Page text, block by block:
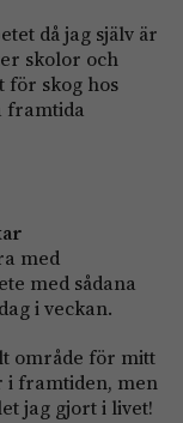
då jag själv är
skolor och
för skog hos
framtida
med
med sådana
i veckan.
område för mitt
i framtiden, men
jag gjort i livet!